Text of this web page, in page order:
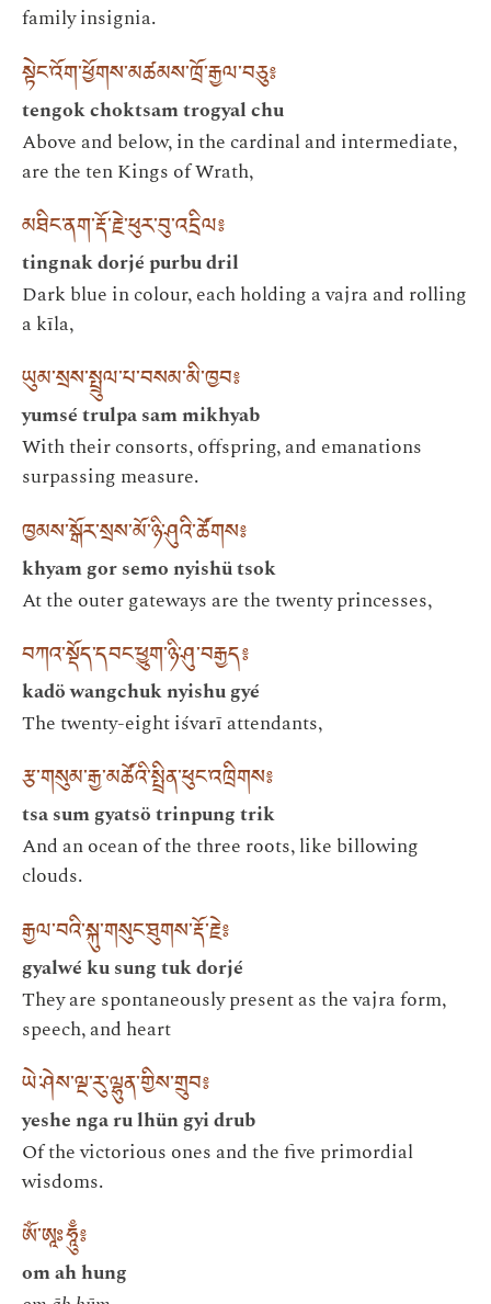
family insignia.
སྟེང་འོག་ཕྱོགས་མཚམས་ཁྲོ་རྒྱལ་བཅུ༔
tengok choktsam trogyal chu
Above and below, in the cardinal and intermediate,
are the ten Kings of Wrath,
མཐིང་ནག་རྡོ་རྗེ་ཕུར་བུ་འདྲིལ༔
tingnak dorjé purbu dril
Dark blue in colour, each holding a vajra and rolling
a kīla,
ཡུམ་སྲས་སྤྲུལ་པ་བསམ་མི་ཁྱབ༔
yumsé trulpa sam mikhyab
With their consorts, offspring, and emanations
surpassing measure.
ཁྱམས་སྒོར་སྲས་མོ་ཉི་ཤུའི་ཚོགས༔
khyam gor semo nyishü tsok
At the outer gateways are the twenty princesses,
བཀའ་སྡོད་དབང་ཕྱུག་ཉི་ཤུ་བརྒྱད༔
kadö wangchuk nyishu gyé
The twenty-eight iśvarī attendants,
རྩ་གསུམ་རྒྱ་མཚོའི་སྤྲིན་ཕུང་འཁྲིགས༔
tsa sum gyatsö trinpung trik
And an ocean of the three roots, like billowing
clouds.
རྒྱལ་བའི་སྐུ་གསུང་ཐུགས་རྡོ་རྗེ༔
gyalwé ku sung tuk dorjé
They are spontaneously present as the vajra form,
speech, and heart
ཡེ་ཤེས་ལྔ་རུ་ལྷུན་གྱིས་གྲུབ༔
yeshe nga ru lhün gyi drub
Of the victorious ones and the five primordial
wisdoms.
ཨོཾ་ཨཱཿཧཱུྃ༔
om ah hung